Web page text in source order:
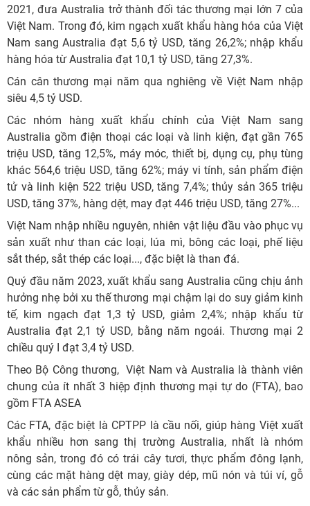
2021, đưa Australia trở thành đối tác thương mại lớn 7 của
Việt Nam. Trong đó, kim ngạch xuất khẩu hàng hóa của Việt
Nam sang Australia đạt 5,6 tỷ USD, tăng 26,2%; nhập khẩu
hàng hóa từ Australia đạt 10,1 tỷ USD, tăng 27,3%.
Cán cân thương mại năm qua nghiêng về Việt Nam nhập
siêu 4,5 tỷ USD.
Các nhóm hàng xuất khẩu chính của Việt Nam sang
Australia gồm điện thoại các loại và linh kiện, đạt gần 765
triệu USD, tăng 12,5%, máy móc, thiết bị, dụng cụ, phụ tùng
khác 564,6 triệu USD, tăng 62%; máy vi tính, sản phẩm điện
tử và linh kiện 522 triệu USD, tăng 7,4%; thủy sản 365 triệu
USD, tăng 37%, hàng dệt, may đạt 446 triệu USD, tăng 27%...
Việt Nam nhập nhiều nguyên, nhiên vật liệu đầu vào phục vụ
sản xuất như than các loại, lúa mì, bông các loại, phế liệu
sắt thép, sắt thép các loại..., đặc biệt là than đá.
Quý đầu năm 2023, xuất khẩu sang Australia cũng chịu ảnh
hưởng nhẹ bởi xu thế thương mại chậm lại do suy giảm kinh
tế, kim ngạch đạt 1,3 tỷ USD, giảm 2,4%; nhập khẩu từ
Australia đạt 2,1 tỷ USD, bằng năm ngoái. Thương mại 2
chiều quý I đạt 3,4 tỷ USD.
Theo Bộ Công thương, Việt Nam và Australia là thành viên
chung của ít nhất 3 hiệp định thương mại tự do (FTA), bao
gồm FTA ASEA
Các FTA, đặc biệt là CPTPP là cầu nối, giúp hàng Việt xuất
khẩu nhiều hơn sang thị trường Australia, nhất là nhóm
nông sản, trong đó có trái cây tươi, thực phẩm đông lạnh,
cùng các mặt hàng dệt may, giày dép, mũ nón và túi ví, gỗ
và các sản phẩm từ gỗ, thủy sản.